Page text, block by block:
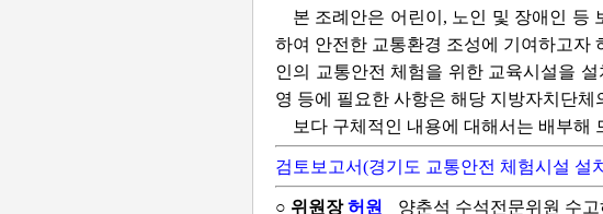
본 조례안은 어린이, 노인 및 장애인 등
하여 안전한 교통환경 조성에 기여하고자
인의 교통안전 체험을 위한 교육시설을
영 등에 필요한 사항은 해당 지방자치단
보다 구체적인 내용에 대해서는 배부해
검토보고서(경기도 교통안전 체험시설 설
○ 위원장허원 양춘석 수석전문위원 수